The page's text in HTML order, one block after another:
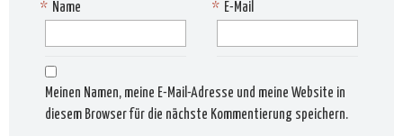
Name
* E-Mail
*
Meinen Namen, meine E-Mail-Adresse und meine Website in
diesem Browser für die nächste Kommentierung speichern.